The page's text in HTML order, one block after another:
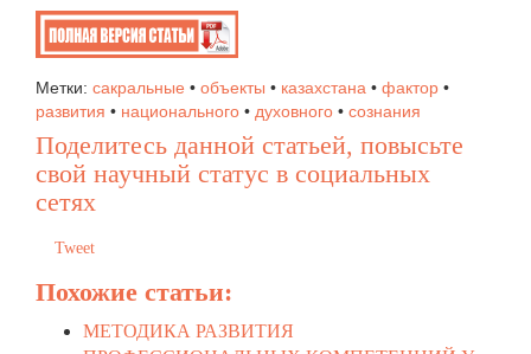
Метки: сакральные • объекты • казахстана • фактор •
развития • национального • духовного • сознания
Поделитесь данной статьей, повысьте
свой научный статус в социальных
сетях
Tweet
Похожие статьи:
МЕТОДИКА РАЗВИТИЯ